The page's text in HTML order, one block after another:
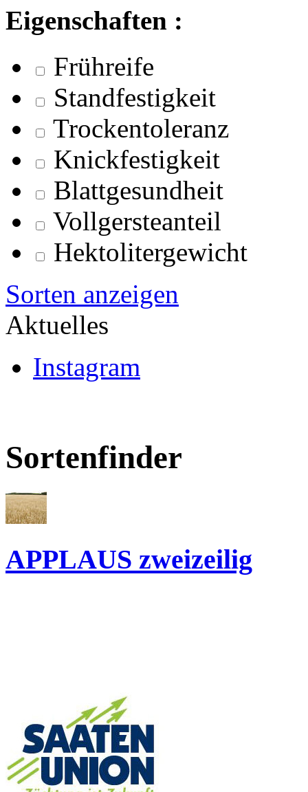
Eigenschaften :
Frühreife
Standfestigkeit
Trockentoleranz
Knickfestigkeit
Blattgesundheit
Vollgersteanteil
Hektolitergewicht
Sorten anzeigen
Aktuelles
Instagram
Sortenfinder
APPLAUS zweizeilig